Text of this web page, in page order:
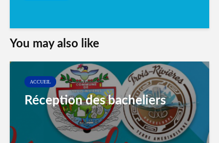
You may also like
ACCUEIL
Réception des bacheliers